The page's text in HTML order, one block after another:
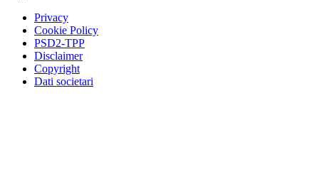
Privacy
Cookie Policy
PSD2-TPP
Disclaimer
Copyright
Dati societari